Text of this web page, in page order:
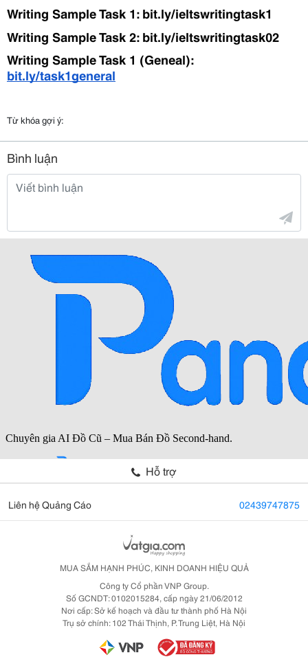
Writing Sample Task 1: bit.ly/ieltswritingtask1
Writing Sample Task 2: bit.ly/ieltswritingtask02
Writing Sample Task 1 (Geneal):
bit.ly/task1general
Từ khóa gợi ý:
Bình luận
Hỗ trợ
Liên hệ Quảng Cáo 02439747875
MUA SẮM HẠNH PHÚC, KINH DOANH HIỆU QUẢ
Công ty Cổ phần VNP Group.
Số GCNDT: 0102015284, cấp ngày 21/06/2012
Nơi cấp: Sở kế hoạch và đầu tư thành phố Hà Nội
Trụ sở chính: 102 Thái Thịnh, P. Trung Liệt, Hà Nội